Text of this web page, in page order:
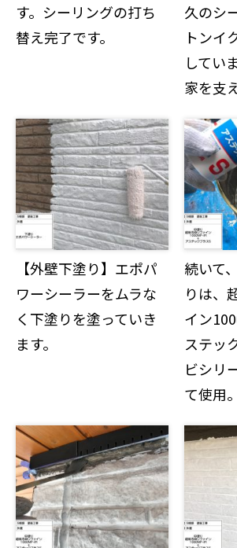
す。シーリングの打ち
替え完了です。
久のシ
トンイ
してい
家を支
【外壁下塗り】エポパ
ワーシーラーをムラな
く下塗りを塗っていき
ます。
続いて
りは、
イン
ステッ
ビシリ
て使用。